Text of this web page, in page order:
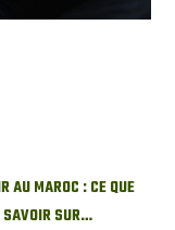
AU MAROC : CE QUE
SUR